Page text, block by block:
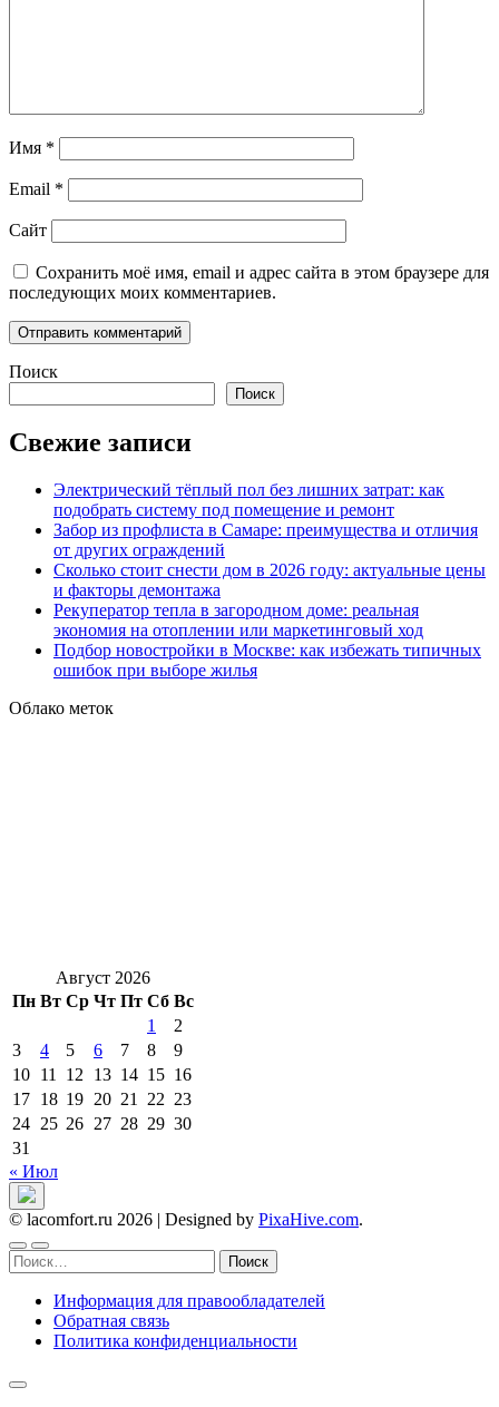
Имя *
Email *
Сайт
Сохранить моё имя, email и адрес сайта в этом браузере для
последующих моих комментариев.
Поиск
Поиск
Свежие записи
Электрический тёплый пол без лишних затрат: как
подобрать систему под помещение и ремонт
Забор из профлиста в Самаре: преимущества и отличия
от других ограждений
Сколько стоит снести дом в 2026 году: актуальные цены
и факторы демонтажа
Рекуператор тепла в загородном доме: реальная
экономия на отоплении или маркетинговый ход
Подбор новостройки в Москве: как избежать типичных
ошибок при выборе жилья
Облако меток
Август 2026
Пн Вт Ср Чт Пт Сб Вс
1
2
3
4 5 6 7 8
9
10 11 12 13 14 15 16
17 18 19 20 21 22 23
24 25 26 27 28 29 30
31
« Июл
© lacomfort.ru 2026 | Designed by PixaHive.com.
Найти:
Информация для правообладателей
Обратная связь
Политика конфиденциальности